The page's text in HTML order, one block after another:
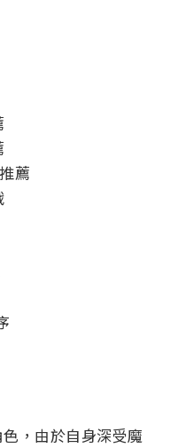
薦
，由於自身深受魔